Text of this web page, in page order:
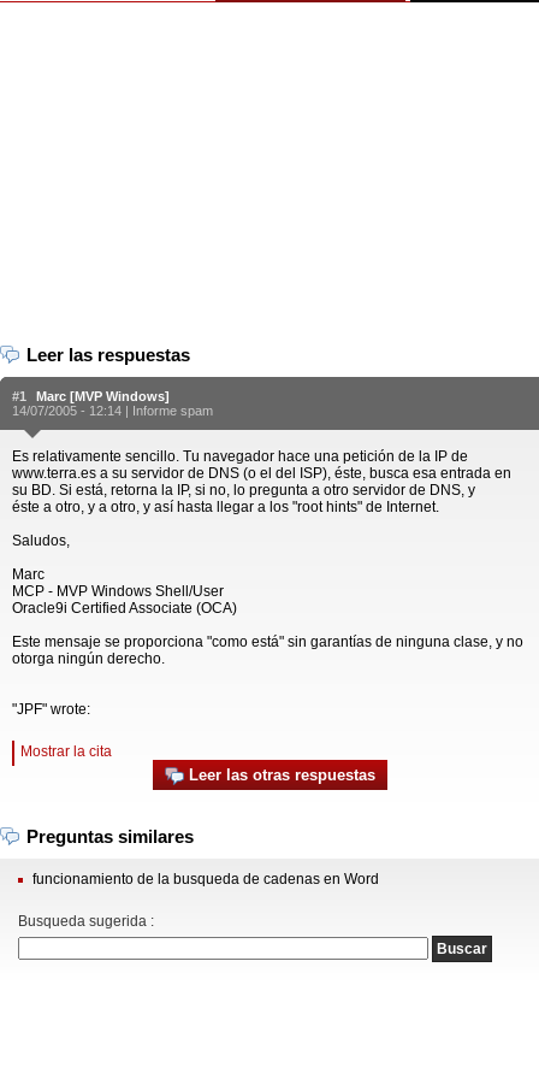
Leer las respuestas
#1
Marc [MVP Windows]
14/07/2005 - 12:14 | Informe spam
Es relativamente sencillo. Tu navegador hace una petición de la IP de
www.terra.es a su servidor de DNS (o el del ISP), éste, busca esa entrada en
su BD. Si está, retorna la IP, si no, lo pregunta a otro servidor de DNS, y
éste a otro, y a otro, y así hasta llegar a los "root hints" de Internet.
Saludos,
Marc
MCP - MVP Windows Shell/User
Oracle9i Certified Associate (OCA)
Este mensaje se proporciona "como está" sin garantías de ninguna clase, y no
otorga ningún derecho.
"JPF" wrote:
Mostrar la cita
Leer las otras respuestas
Preguntas similares
funcionamiento de la busqueda de cadenas en Word
Busqueda sugerida :